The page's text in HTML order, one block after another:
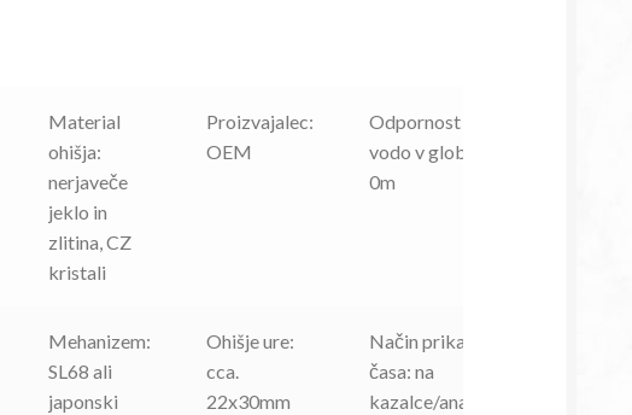
Material
ohišja:
nerjaveče
jeklo in
zlitina, CZ
kristali
Proizvajalec:
OEM
Odpornost na
vodo v globino:
0m
Mehanizem:
SL68 ali
japonski
Ohišje ure:
cca.
22x30mm
Način prikaza
časa: na
kazalce/analogno